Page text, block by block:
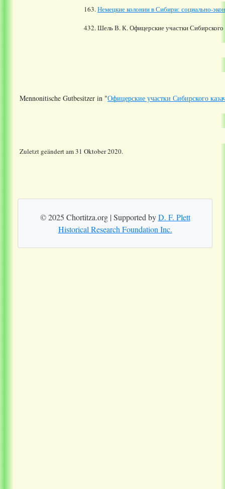
163.Немецкие колонии в Сибири: социально-
432. Шель В. К. Офицерские участки
Mennonitische Gutbesitzer in "Офицерские участки Сибирского
Zuletzt geändert am 31 Oktober 2020.
© 2025 Chortitza.org | Supported byD. F. Plett
Historical Research Foundation Inc.